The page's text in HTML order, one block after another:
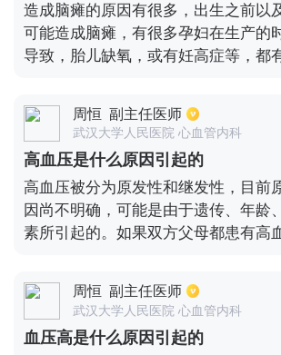
造成脑瘫的原因有很多，出生之前以
可能造成脑瘫，有很多孕妇在生产的
导致，胎儿缺氧，或有妊高症等，都
脑器官发育，也会造成一定影响，甚
伤。还有部分婴儿在出生后，有新生
高胆红素血症，颅内出血等也会造成
妇很容易导致染色体基因突变，以上
定要格外注意。
周恒 副主任医师
武汉大学人民医院 心血管内科
高血压是什么原因引起的
高血压被分为原发性和继发性，目前
因尚不明确，可能是由于遗传、年龄
素所引起的。如果双方父母都患有高
高血压的发生几率增高，比如运动过
过量饮酒等。继发性高血压通常是由
的，比如慢性肾脏疾病、内分泌紊乱
周恒 副主任医师
武汉大学人民医院 心血管内科
血压高是什么原因引起的